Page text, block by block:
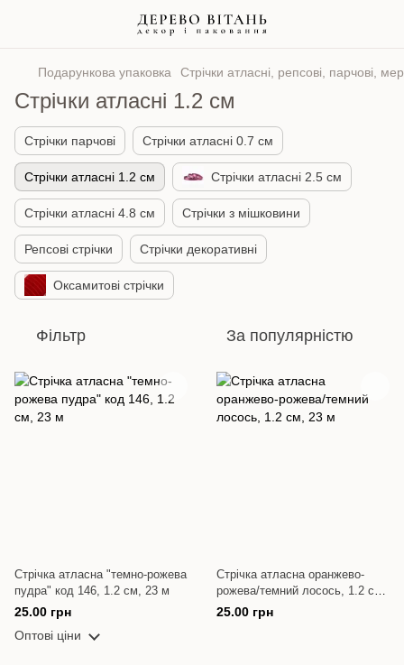
Подарункова упаковка Стрічки атласні, репсові, парчові,
Стрічки атласні 1.2 см
Стрічки парчові Стрічки атласні 0.7 см
Стрічки атласні 1.2 см Стрічки атласні 2.5 см
Стрічки атласні 4.8 см Стрічки з мішковини
Репсові стрічки Стрічки декоративні
Оксамитові стрічки
Фільтр За популярністю
Стрічка атласна "темно-рожева
пудра" код 146, 1.2 см, 23 м
25.00 грн
Оптові ціни
Стрічка атласна оранжево-
рожева/темний лосось, 1.2 см,
23 м
25.00 грн